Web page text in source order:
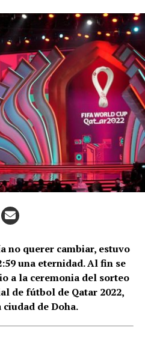
no querer cambiar, estuvo
una eternidad. Al fin se
a la ceremonia del sorteo
de fútbol de Qatar 2022,
de Doha.